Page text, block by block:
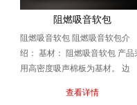
阻燃吸音软包
阻燃吸音软包 阻燃吸音软包介
绍： 基材： 阻燃吸音软包 产品
用高密度吸声棉板为基材。 边
吸音布 阻燃吸音软...
查看详情